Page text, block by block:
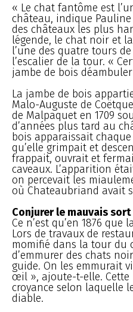
« Le chat fantôme est
château, indique Pauline
des châteaux les plus
légende, le chat noir et
l’une des quatre tours
l’escalier de la tour. «
jambe de bois
La jambe de bois
Malo-Auguste de
de Malpaquet en 1709
d’années plus tard au
bois apparaissait
qu’elle grimpait et
frappait, ouvrait et
caveaux. L’apparition
on percevait les
où Chateaubriand avait
Conjurer le mauvais sort
Ce n’est qu’en 1876
Lors de travaux de
momifié dans la tour du
d’emmurer des chats
guide. On les emmurait
œil », ajoute-t-elle. Cette
croyance selon laquelle
diable.